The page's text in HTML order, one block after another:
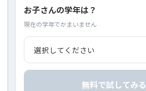
お子さんの学年は？
現在の学年でかまいません
無料で試してみる